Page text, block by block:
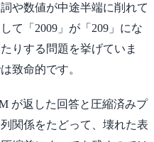
や数値が中途半端に削れて
て「2009」が「209」にな
りする問題を挙げていま
致命的です。
が返した回答と圧縮済みプ
関係をたどって、壊れた表